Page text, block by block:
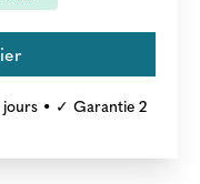
• ✓ Garantie 2